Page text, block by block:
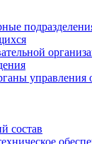
управления
состав